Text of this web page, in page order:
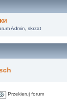
Admin skrzat
Przekieruj forum